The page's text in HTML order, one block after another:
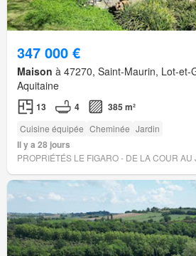
347 000 €
Maison à 47270, Saint-Maurin, Lot-et-
Aquitaine
13 4 385 m²
Cuisine équipée Cheminée Jardin
Il y a 28 jours